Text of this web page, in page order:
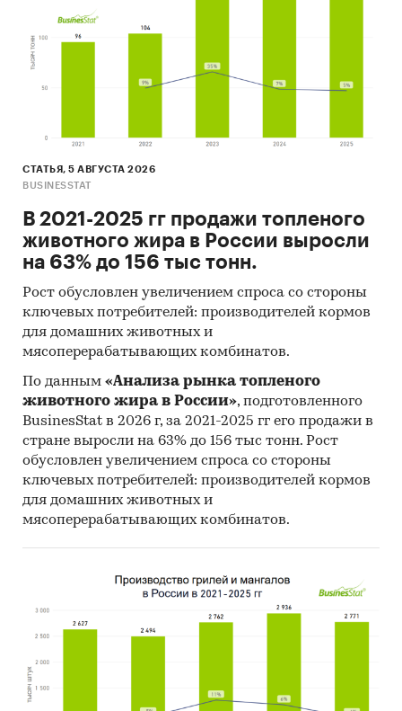
поставки сегмента из стран: Китай, Южная
Корея, Турция. Сегмент high-priced
представлен долей в 15,3% преимущественно
из стран: Китай, Польша, Германия.
экспортеров покупает Египет, крупнейший
Данные игроков ВЭД:
Также в исследовании представлена
информация об участниках ВЭД с объемами
поставок:
- Рейтинг крупнейших российских импортеров
и зарубежных поставщиков
- Рейтинг ведущих российских экспортеров и
зарубежных покупателей
Единицы измерения:
Количественные показатели в отчете
рассчитаны в тоннах, стоимостные - в
долларах и рублях
География исследования:
РФ, федеральные округа и регионы РФ, страны
мира
Источник исследования — Tebiz Group.
Категории: Строительство и недвижимость
Строительство / Строительная техника
Россия
Затирочные машины
СТАТЬЯ, 5 АВГУСТА 2026
BUSINESSTAT
В 2021-2025 гг продажи топленого
животного жира в России выросли
на 63% до 156 тыс тонн.
Рост обусловлен увеличением спроса со стороны
ключевых потребителей: производителей кормов
для домашних животных и
мясоперерабатывающих комбинатов.
По данным «Анализа рынка топленого
животного жира в России», подготовленного
BusinesStat в 2026 г, за 2021-2025 гг его продажи в
стране выросли на 63% до 156 тыс тонн. Рост
обусловлен увеличением спроса со стороны
ключевых потребителей: производителей кормов
для домашних животных и
мясоперерабатывающих комбинатов.